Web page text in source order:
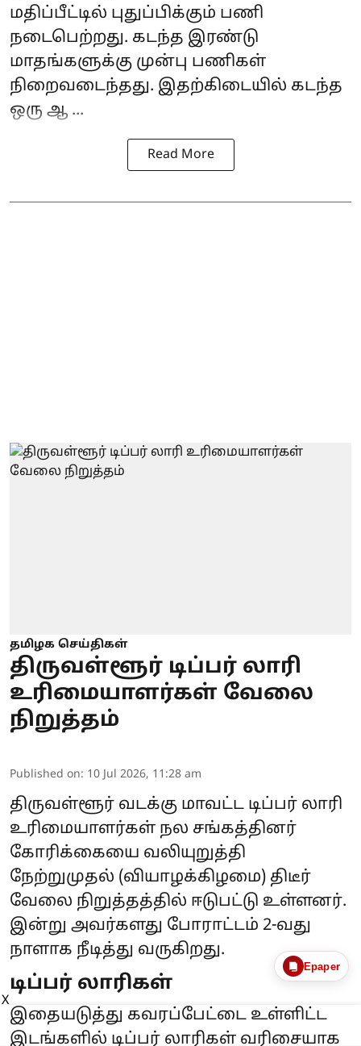
மதிப்பீட்டில் புதுப்பிக்கும் பணி
நடைபெற்றது. கடந்த இரண்டு
மாதங்களுக்கு முன்பு பணிகள்
நிறைவடைந்தது. இதற்கிடையில் கடந்த
ஒரு ஆ ...
Read More
தமிழக செய்திகள்
திருவள்ளூர் டிப்பர் லாரி
உரிமையாளர்கள் வேலை
நிறுத்தம்
Published on: 10 Jul 2026, 11:28 am
திருவள்ளூர் வடக்கு மாவட்ட டிப்பர் லாரி
உரிமையாளர்கள் நல சங்கத்தினர்
கோரிக்கையை வலியுறுத்தி
நேற்றுமுதல் (வியாழக்கிழமை) திடீர்
வேலை நிறுத்தத்தில் ஈடுபட்டு உள்ளனர்.
இன்று அவர்களது போராட்டம் 2-வது
நாளாக நீடித்து வருகிறது.
டிப்பர் லாரிகள்
இதையடுத்து கவரப்பேட்டை உள்ளிட்ட
இடங்களில் டிப்பர் லாரிகள் வரிசையாக
Epaper
X